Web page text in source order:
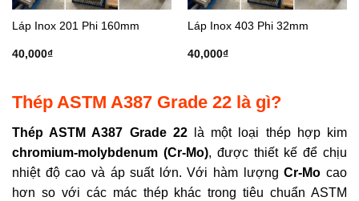
Láp Inox 201 Phi 160mm
40,000₫
Láp Inox 403 Phi 32mm
40,000₫
Thép ASTM A387 Grade 22 là gì?
Thép ASTM A387 Grade 22là một loại thép hợp kim
chromium-molybdenum (Cr-Mo), được thiết kế để chịu
nhiệt độ cao và áp suất lớn. Với hàm lượngCr-Mo cao
hơn so với các mác thép khác trong tiêu chuẩn ASTM